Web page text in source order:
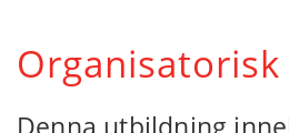
Denna utbildning